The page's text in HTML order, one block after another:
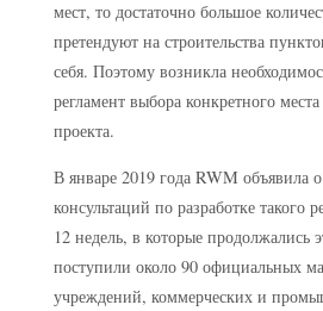
мест, то достаточно большое
претендуют на строительства
себя. Поэтому возникла
регламент выбора конкретного
проекта.
В январе 2019 года RWM объявила
консультаций по разработке такого
12 недель, в которые продолжались
поступили около 90 официальных
учреждений, коммерческих и